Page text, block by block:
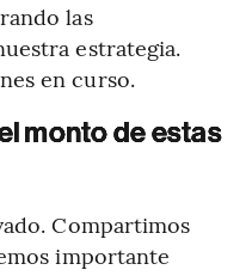
las
estrategia.
en curso.
monto de estas
Compartimos
importante